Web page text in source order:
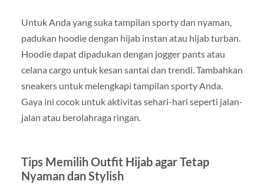
Untuk Anda yang suka tampilan sporty dan nyaman,
padukan hoodie dengan hijab instan atau hijab turban.
Hoodie dapat dipadukan dengan jogger pants atau
celana cargo untuk kesan santai dan trendi. Tambahkan
sneakers untuk melengkapi tampilan sporty Anda.
Gaya ini cocok untuk aktivitas sehari-hari seperti jalan-
jalan atau berolahraga ringan.
Tips Memilih Outfit Hijab agar Tetap
Nyaman dan Stylish